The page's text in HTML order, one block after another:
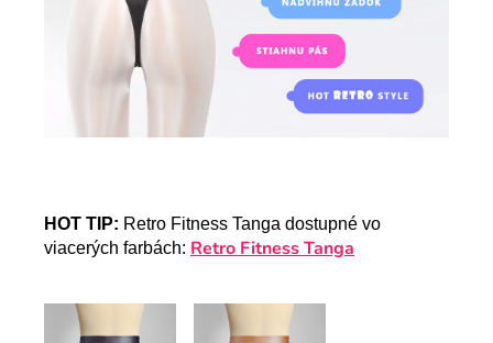
HOT TIP: Retro Fitness Tanga dostupné vo
viacerých farbách: Retro Fitness Tanga